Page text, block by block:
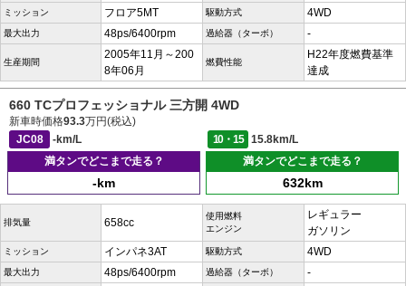
ミッション フロア5MT 駆動方式 4WD
最大出力 48ps/6400rpm 過給器（ターボ） -
生産期間
2005年11月～200
8年06月
燃費性能
H22年度燃費基準
達成
660 TCプロフェッショナル 三方開 4WD
新車時価格93.3万円(税込)
JC08
-km/L 10・15
15.8km/L
満タンでどこまで走る？
-km
満タンでどこまで走る？
632km
排気量 658cc
使用燃料
エンジン
レギュラー
ガソリン
ミッション インパネ3AT 駆動方式 4WD
最大出力 48ps/6400rpm 過給器（ターボ） -